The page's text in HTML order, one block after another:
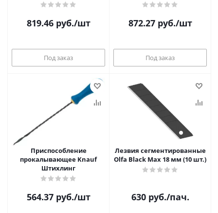
819.46руб./шт
Под заказ
872.27руб./шт
Под заказ
Приспособление
прокалывающее Knauf
Штихлинг
564.37руб./шт
Лезвия сегментированные
Olfa Black Max 18 мм (10 шт.)
630руб./пач.